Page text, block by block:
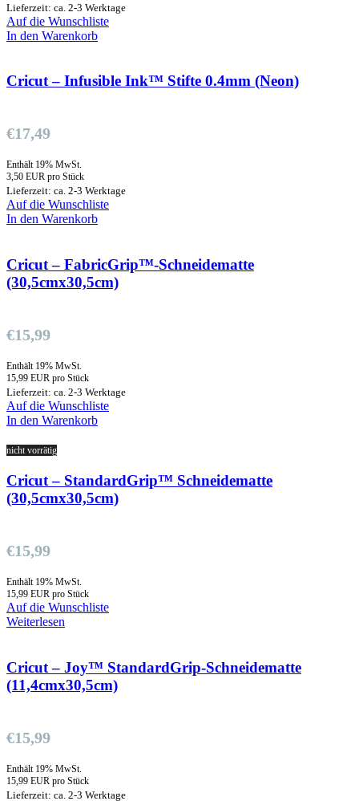
Lieferzeit: ca. 2-3 Werktage
Auf die Wunschliste
In den Warenkorb
Cricut – Infusible Ink™ Stifte 0.4mm (Neon)
€17,49
Enthält 19% MwSt.
3,50 EUR pro Stück
Lieferzeit: ca. 2-3 Werktage
Auf die Wunschliste
In den Warenkorb
Cricut – FabricGrip™-Schneidematte
(30,5cmx30,5cm)
€15,99
Enthält 19% MwSt.
15,99 EUR pro Stück
Lieferzeit: ca. 2-3 Werktage
Auf die Wunschliste
In den Warenkorb
nicht vorrätig
Cricut – StandardGrip™ Schneidematte
(30,5cmx30,5cm)
€15,99
Enthält 19% MwSt.
15,99 EUR pro Stück
Auf die Wunschliste
Weiterlesen
Cricut – Joy™ StandardGrip-Schneidematte
(11,4cmx30,5cm)
€15,99
Enthält 19% MwSt.
15,99 EUR pro Stück
Lieferzeit: ca. 2-3 Werktage